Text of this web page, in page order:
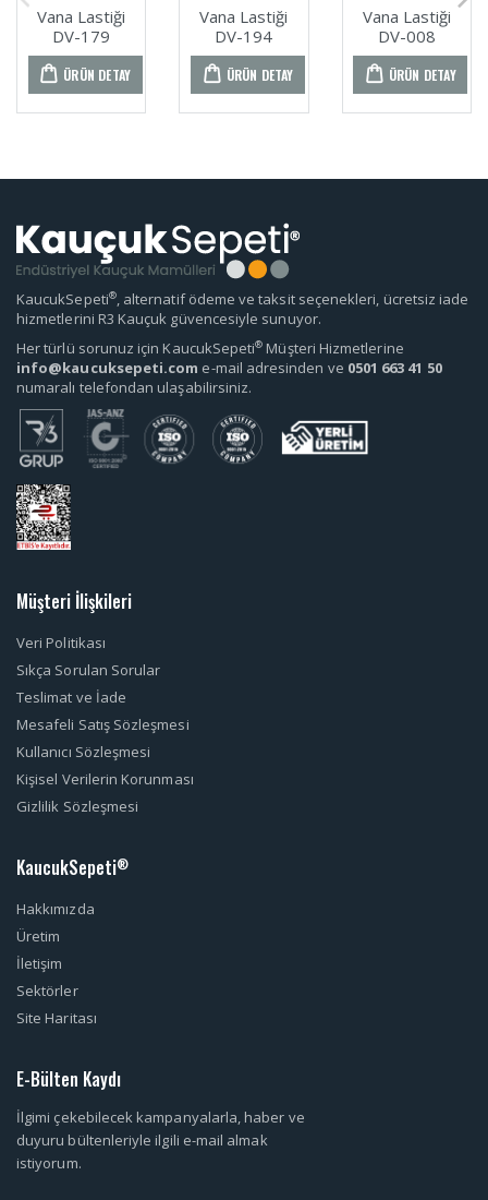
Vana Lastiği
DV-179
ÜRÜN DETAY
Vana Lastiği
DV-194
ÜRÜN DETAY
Vana Lastiği
DV-008
ÜRÜN DETAY
KaucukSepeti®, alternatif ödeme ve taksit seçenekleri, ücretsiz iade
hizmetlerini R3 Kauçuk güvencesiyle sunuyor.
Her türlü sorunuz için KaucukSepeti® Müşteri Hizmetlerine
info@kaucuksepeti.com e-mail adresinden ve 0501 663 41 50
numaralı telefondan ulaşabilirsiniz.
Müşteri İlişkileri
Veri Politikası
Sıkça Sorulan Sorular
Teslimat ve İade
Mesafeli Satış Sözleşmesi
Kullanıcı Sözleşmesi
Kişisel Verilerin Korunması
Gizlilik Sözleşmesi
KaucukSepeti®
Hakkımızda
Üretim
İletişim
Sektörler
Site Haritası
E-Bülten Kaydı
İlgimi çekebilecek kampanyalarla, haber ve
duyuru bültenleriyle ilgili e-mail almak
istiyorum.